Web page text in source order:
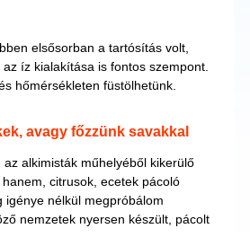
elsősorban a tartósítás volt,
íz kialakítása is fontos szempont.
hőmérsékleten füstölhetünk.
avagy főzzünk savakkal
alkimisták műhelyéből kikerülő
citrusok, ecetek pácoló
igénye nélkül megpróbálom
nemzetek nyersen készült, pácolt